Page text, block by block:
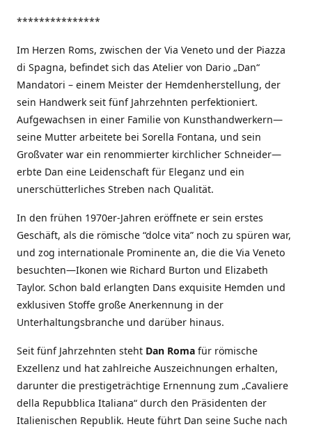
***************
Im Herzen Roms, zwischen der Via Veneto und der Piazza
di Spagna, befindet sich das Atelier von Dario „Dan“
Mandatori – einem Meister der Hemdenherstellung, der
sein Handwerk seit fünf Jahrzehnten perfektioniert.
Aufgewachsen in einer Familie von Kunsthandwerkern—
seine Mutter arbeitete bei Sorella Fontana, und sein
Großvater war ein renommierter kirchlicher Schneider—
erbte Dan eine Leidenschaft für Eleganz und ein
unerschütterliches Streben nach Qualität.
In den frühen 1970er-Jahren eröffnete er sein erstes
Geschäft, als die römische “dolce vita” noch zu spüren war,
und zog internationale Prominente an, die die Via Veneto
besuchten—Ikonen wie Richard Burton und Elizabeth
Taylor. Schon bald erlangten Dans exquisite Hemden und
exklusiven Stoffe große Anerkennung in der
Unterhaltungsbranche und darüber hinaus.
Seit fünf Jahrzehnten steht Dan Roma für römische
Exzellenz und hat zahlreiche Auszeichnungen erhalten,
darunter die prestigeträchtige Ernennung zum „Cavaliere
della Repubblica Italiana“ durch den Präsidenten der
Italienischen Republik. Heute führt Dan seine Suche nach